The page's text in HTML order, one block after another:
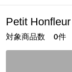
対象商品数 0件
Petit